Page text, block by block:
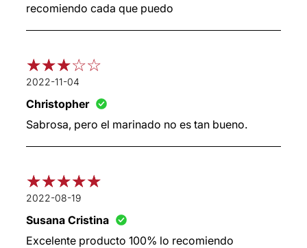
recomiendo cada que puedo
2022-11-04
Christopher
Sabrosa, pero el marinado no es tan bueno.
2022-08-19
Susana Cristina
Excelente producto 100% lo recomiendo